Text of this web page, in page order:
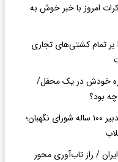
امروز با خبر خوش به
لتر: ایران عوارض ۷٪ را بر تمام کشتی‌های تجاری
خودش در یک محفل/
بود؟
داغ شدن دوباره نام احمد جنتی/ دبیر ۱۰۰ ساله شورای نگهبان؛
/ راز تاب‌آوری محور